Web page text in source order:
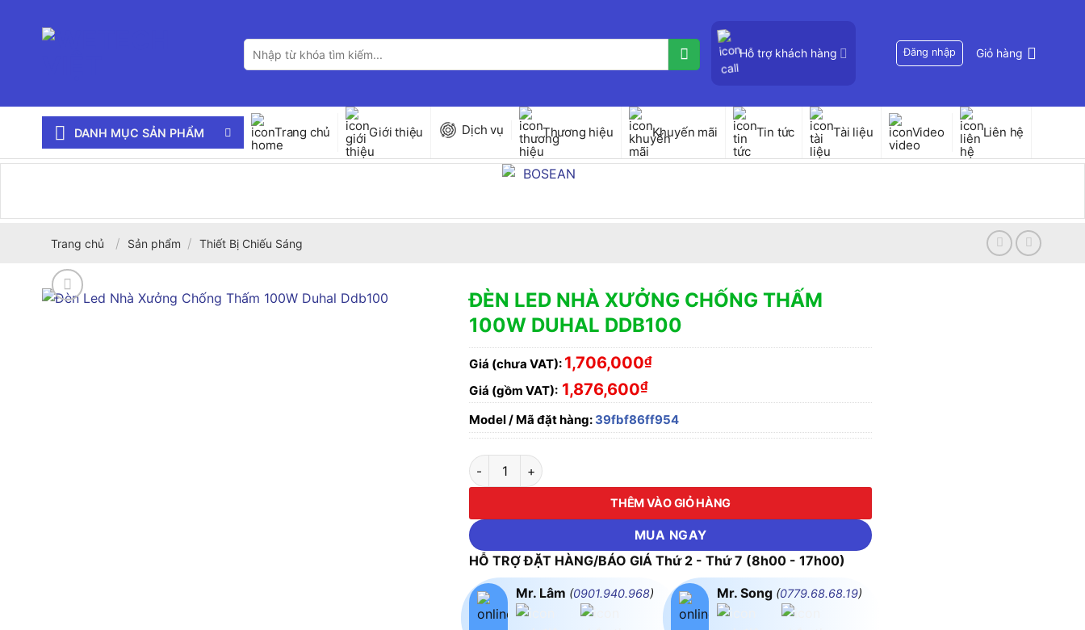
Tìm
kiếm:
Hỗ trợ khách hàng Đăng nhập Giỏ hàng
DANH MỤC SẢN PHẨM Trang chủ Giới thiệu Dịch vụ Thương hiệu Khuyến mãi Tin tức Tài liệu Video Liên hệ
Trang chủ / Sản phẩm / Thiết Bị Chiếu Sáng
ĐÈN LED NHÀ XƯỞNG CHỐNG THẤM
100W DUHAL DDB100
Giá (chưa VAT): 1,706,000₫
Giá (gồm VAT): 1,876,600₫
Model / Mã đặt hàng: 39fbf86ff954
ĐÈN LED NHÀ XƯỞNG CHỐNG THẤM 100W DUHAL DDB100 số lượng
THÊM VÀO GIỎ HÀNG
MUA NGAY
HỖ TRỢ ĐẶT HÀNG/BÁO GIÁ Thứ 2 - Thứ 7 (8h00 - 17h00)
Mr. Lâm (0901.940.968) Mr. Song (0779.68.68.19)